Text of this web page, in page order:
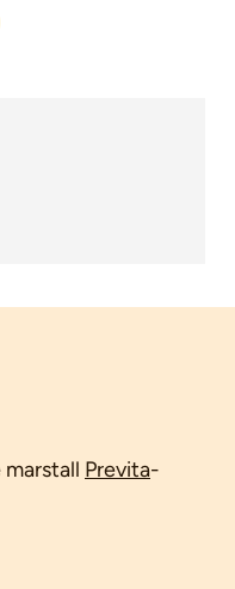
ein oder
Previta-